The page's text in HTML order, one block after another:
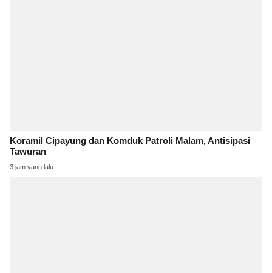
Koramil Cipayung dan Komduk Patroli Malam, Antisipasi
Tawuran
3 jam yang lalu